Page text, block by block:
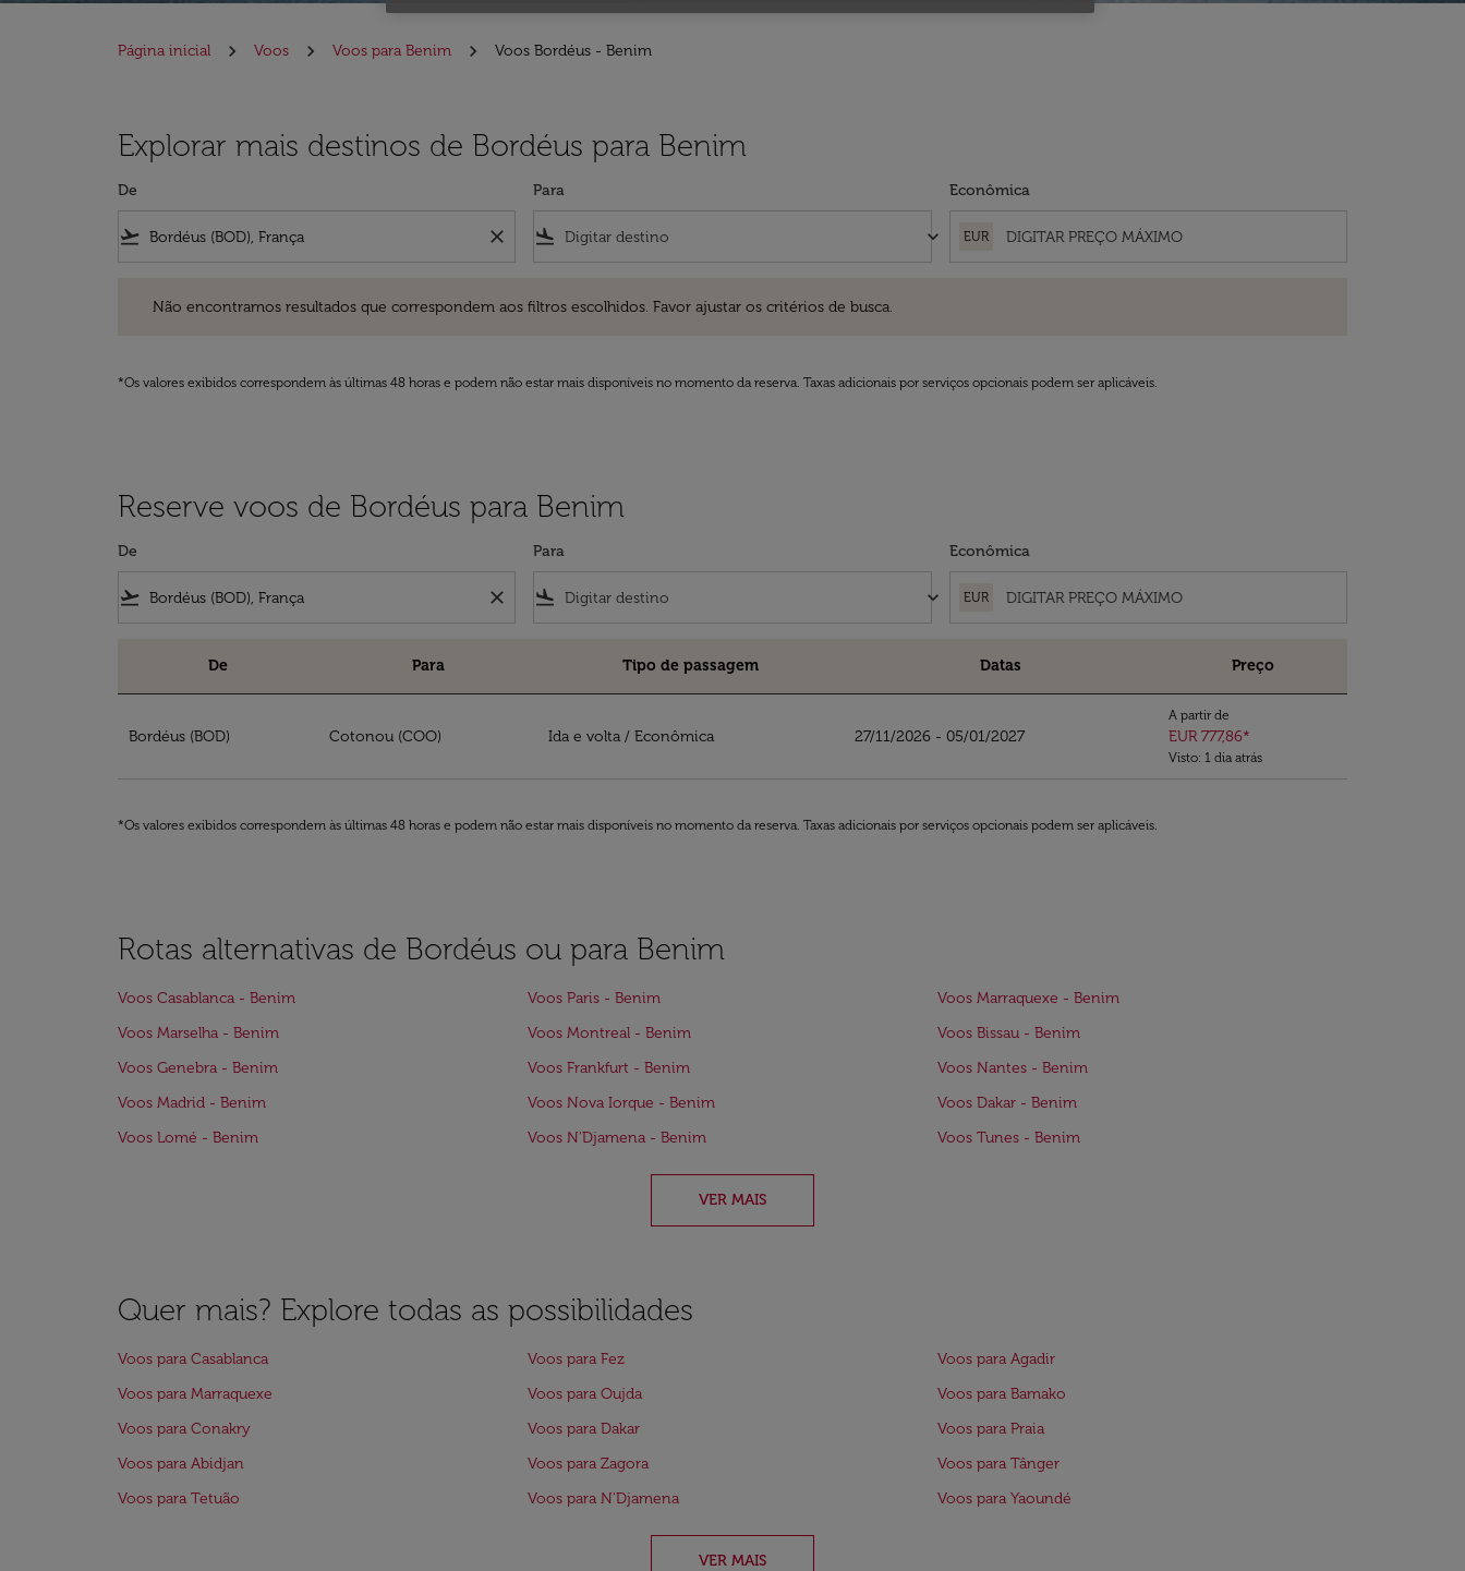
Página inicial Voos Voos para Benim Voos Bordéus - Benim
Explorar mais destinos de Bordéus para Benim
De
flight_takeoff close
Para
flight_land keyboard_arrow_down
Econômica
EUR
Não encontramos resultados que correspondem aos filtros escolhidos. Favor ajustar os critérios de busca.
*Os valores exibidos correspondem às últimas 48 horas e podem não estar mais disponíveis no momento da reserva. Taxas adicionais por serviços opcionais podem ser aplicáveis.
Reserve voos de Bordéus para Benim
De
flight_takeoff close
Para
flight_land keyboard_arrow_down
Econômica
EUR
De Para Tipo de passagem Datas Preço
Bordéus (BOD) Cotonou (COO) Ida e volta / Econômica 27/11/2026 - 05/01/2027
A partir de
EUR 777,86*
Visto: 1 dia atrás
*Os valores exibidos correspondem às últimas 48 horas e podem não estar mais disponíveis no momento da reserva. Taxas adicionais por serviços opcionais podem ser aplicáveis.
Rotas alternativas de Bordéus ou para Benim
Voos Casablanca - Benim Voos Paris - Benim
Voos Marraquexe - Benim
Voos Marselha - Benim
Voos Montreal - Benim
Voos Bissau - Benim
Voos Genebra - Benim
Voos Frankfurt - Benim
Voos Nantes - Benim
Voos Madrid - Benim
Voos Nova Iorque - Benim
Voos Dakar - Benim
Voos Lomé - Benim
Voos N'Djamena - Benim Voos Tunes - Benim
VER MAIS
Quer mais? Explore todas as possibilidades
Voos para Casablanca Voos para Fez
Voos para Agadir
Voos para Marraquexe
Voos para Oujda
Voos para Bamako
Voos para Conakry
Voos para Dakar
Voos para Praia
Voos para Abidjan
Voos para Zagora
Voos para Tânger
Voos para Tetuão
Voos para N'Djamena Voos para Yaoundé
VER MAIS